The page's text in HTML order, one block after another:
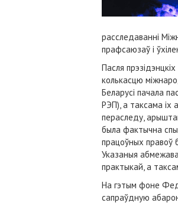
расследаванні
прафсаюзаў і
Пасля
колькасцю
Беларусі пачала
РЭП), а таксама іх
пераследу,
была фактычна
працоўных правоў
Указаныя
практыкай, а
На гэтым фоне
сапраўдную